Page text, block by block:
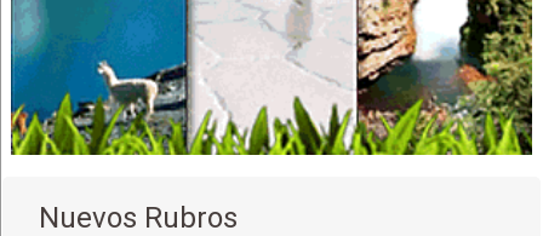
Nuevos Rubros